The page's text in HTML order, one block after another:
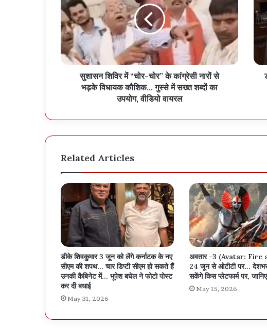
सुशासन शिविर में “चोर-चोर” के कांग्रेसी नारों से
भड़के विधायक कौशिक… गुस्से में सख्त शब्दों का
उपयोग, वीडियो वायरल
Related Articles
डीके शिवकुमार 3 जून को लेंगे कर्नाटक के नए
सीएम की शपथ… चार डिप्टी सीएम हो सकते हैं
उनकी कैबिनेट में… भूपेश बघेल ने फोटो पोस्ट
कर दी बधाई
May 31, 2026
अवतार -3 (Avatar: Fire
24 जून से ओटीटी पर…
सकेंगे किस प्लेटफार्म पर,
May 15, 2026